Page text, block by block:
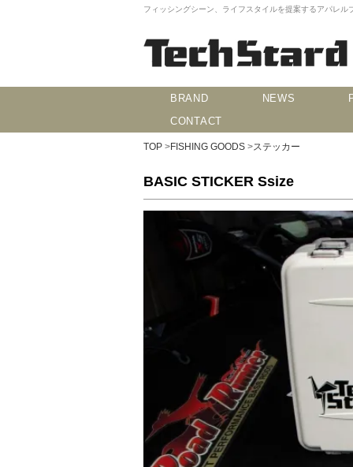
フィッシングシーン、ライフスタイルを提案するアパレ
BRAND NEWS
CONTACT
TOP >FISHING GOODS >ステッカー
BASIC STICKER Ssize